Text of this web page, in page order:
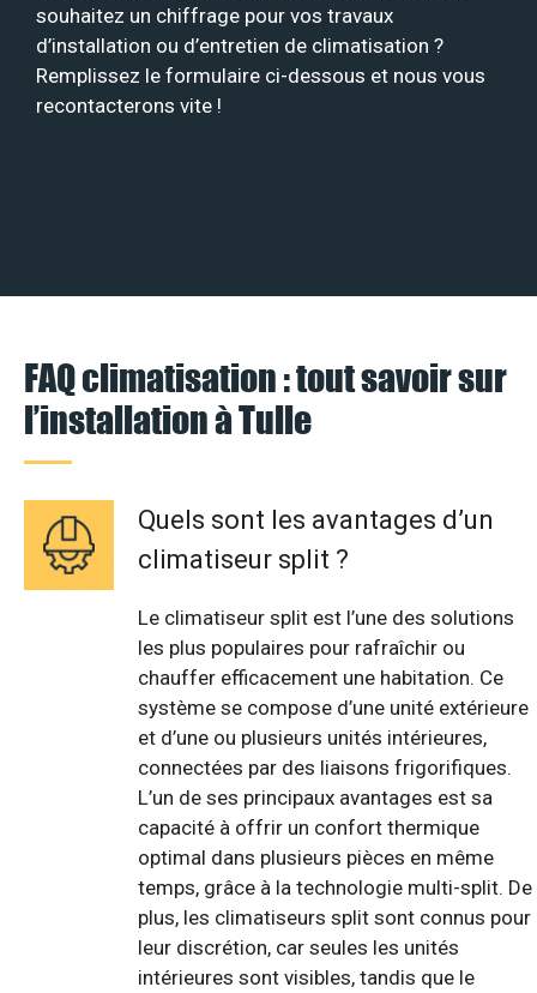
souhaitez un chiffrage pour vos travaux
d’installation ou d’entretien de climatisation ?
Remplissez le formulaire ci-dessous et nous vous
recontacterons vite !
FAQ climatisation : tout savoir sur
l’installation à Tulle
Quels sont les avantages d’un
climatiseur split ?
Le climatiseur split est l’une des solutions
les plus populaires pour rafraîchir ou
chauffer efficacement une habitation. Ce
système se compose d’une unité extérieure
et d’une ou plusieurs unités intérieures,
connectées par des liaisons frigorifiques.
L’un de ses principaux avantages est sa
capacité à offrir un confort thermique
optimal dans plusieurs pièces en même
temps, grâce à la technologie multi-split. De
plus, les climatiseurs split sont connus pour
leur discrétion, car seules les unités
intérieures sont visibles, tandis que le